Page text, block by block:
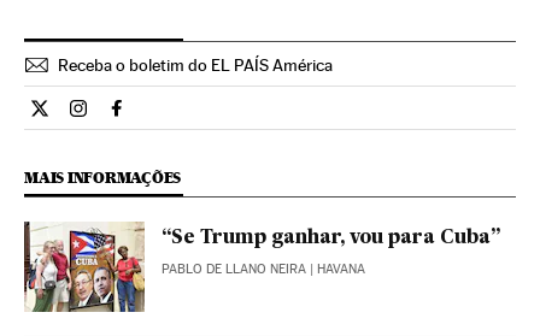
Receba o boletim do EL PAÍS América
Internacional El País Brasil en Twitter
Internacional El País Brasil en Instagram
Internacional El País Brasil en Facebook
MAIS INFORMAÇÕES
“Se Trump ganhar, vou para Cuba”
PABLO DE LLANO NEIRA | HAVANA